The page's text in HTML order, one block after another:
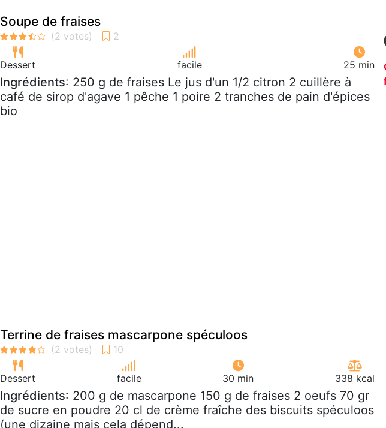
Soupe de fraises
Dessert facile 25 min
Ingrédients: 250 g de fraises Le jus d'un 1/2 citron 2 cuillère à
café de sirop d'agave 1 pêche 1 poire 2 tranches de pain d'épices
bio
Terrine de fraises mascarpone spéculoos
Dessert facile 30 min 338 kcal
Ingrédients: 200 g de mascarpone 150 g de fraises 2 oeufs 70 gr
de sucre en poudre 20 cl de crème fraîche des biscuits spéculoos
(une dizaine mais cela dépend...